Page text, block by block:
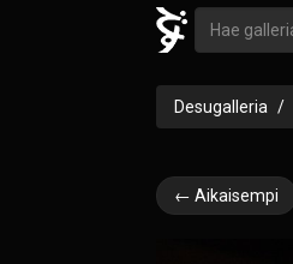
Desugalleria
← Aikaisempi